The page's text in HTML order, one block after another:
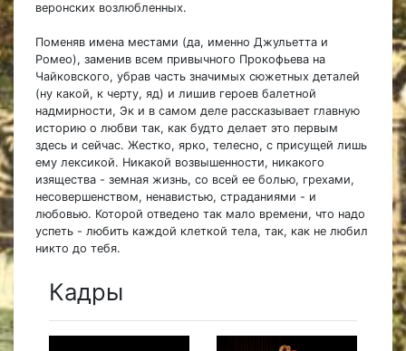
веронских возлюбленных.
Поменяв имена местами (да, именно Джульетта и
Ромео), заменив всем привычного Прокофьева на
Чайковского, убрав часть значимых сюжетных деталей
(ну какой, к черту, яд) и лишив героев балетной
надмирности, Эк и в самом деле рассказывает главную
историю о любви так, как будто делает это первым
здесь и сейчас. Жестко, ярко, телесно, с присущей лишь
ему лексикой. Никакой возвышенности, никакого
изящества - земная жизнь, со всей ее болью, грехами,
несовершенством, ненавистью, страданиями - и
любовью. Которой отведено так мало времени, что надо
успеть - любить каждой клеткой тела, так, как не любил
никто до тебя.
Кадры